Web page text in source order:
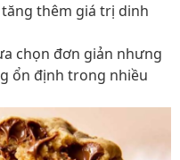
thêm giá trị dinh
chọn đơn giản nhưng
ổn định trong nhiều